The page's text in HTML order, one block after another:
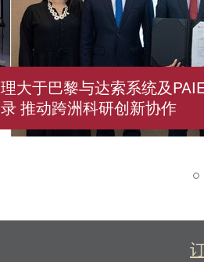
理大于巴黎与达索系统及
录 推动跨洲科研创新协作